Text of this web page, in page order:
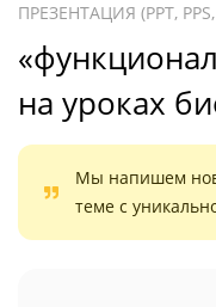
ПРЕЗЕНТАЦИЯ (PPT,
на уроках
Мы напишем
теме с